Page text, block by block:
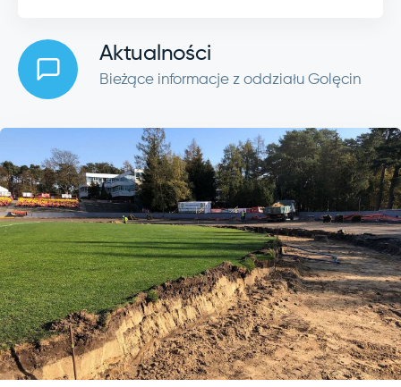
Aktualności
Bieżące informacje z oddziału Golęcin